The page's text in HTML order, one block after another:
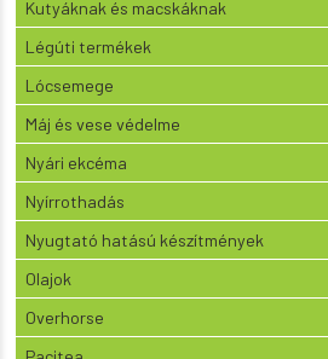
Kutyáknak és macskáknak
Légúti termékek
Lócsemege
Máj és vese védelme
Nyári ekcéma
Nyírrothadás
Nyugtató hatású készítmények
Olajok
Overhorse